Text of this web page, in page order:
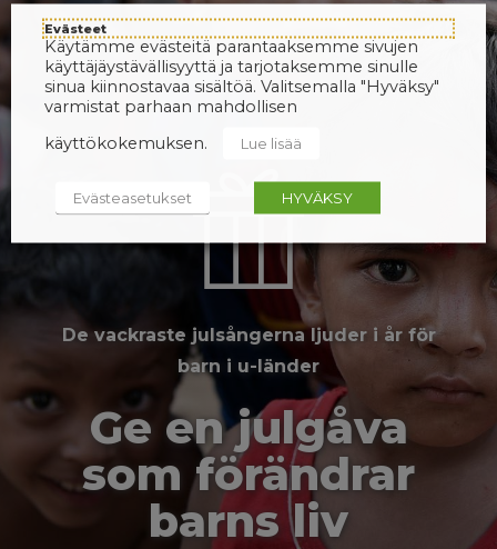
De vackraste julsångerna ljuder i år för
barn i u-länder
Ge en julgåva
som förändrar
barns liv
Evästeet
Käytämme evästeitä parantaaksemme sivujen
käyttäjäystävällisyyttä ja tarjotaksemme sinulle
sinua kiinnostavaa sisältöä. Valitsemalla "Hyväksy"
varmistat parhaan mahdollisen
käyttökokemuksen.
Lue lisää
Evästeasetukset HYVÄKSY